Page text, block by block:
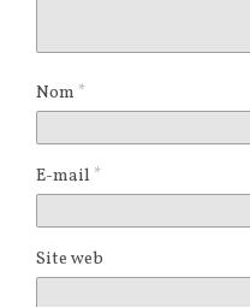
Nom *
E-mail *
Site web